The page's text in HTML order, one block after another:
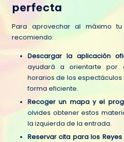
perfecta
Para aprovechar al máximo
recomiendo:
Descargar la aplicación
ayudará a orientarte por
horarios de los
forma eficiente.
Recoger un mapa y el
olvides obtener estos
la izquierda de la entrada.
Reservar cita para los Reyes